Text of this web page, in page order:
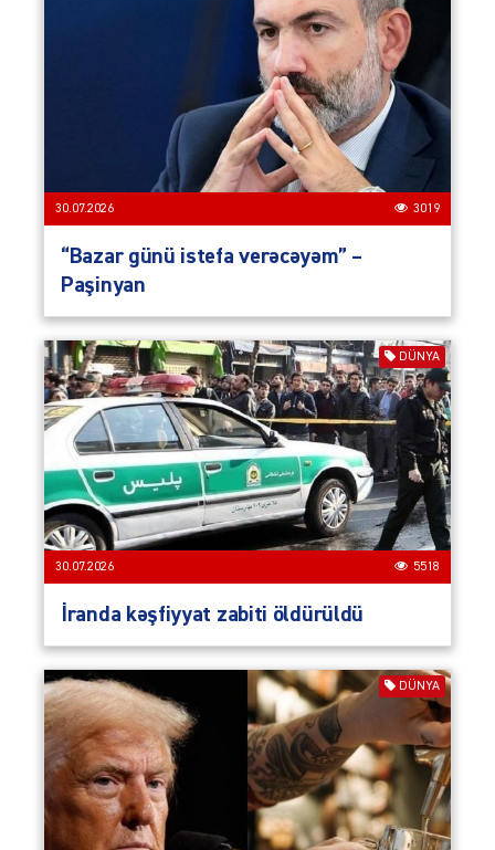
30.07.2026 3019
“Bazar günü istefa verəcəyəm” –
Paşinyan
DÜNYA
30.07.2026 5518
İranda kəşfiyyat zabiti öldürüldü
DÜNYA